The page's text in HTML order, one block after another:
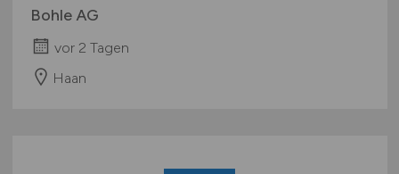
Bohle AG
vor 2 Tagen
Haan